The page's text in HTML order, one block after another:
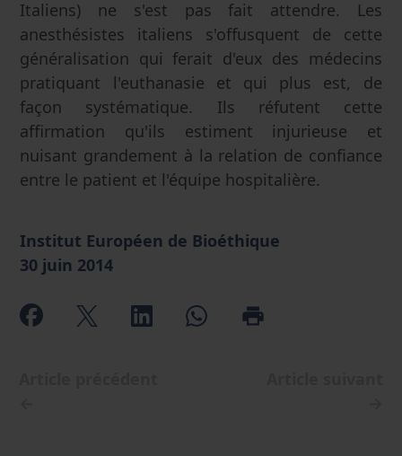
Italiens) ne s'est pas fait attendre. Les
anesthésistes italiens s'offusquent de cette
généralisation qui ferait d'eux des médecins
pratiquant l'euthanasie et qui plus est, de
façon systématique. Ils réfutent cette
affirmation qu'ils estiment injurieuse et
nuisant grandement à la relation de confiance
entre le patient et l'équipe hospitalière.
Institut Européen de Bioéthique
30 juin 2014